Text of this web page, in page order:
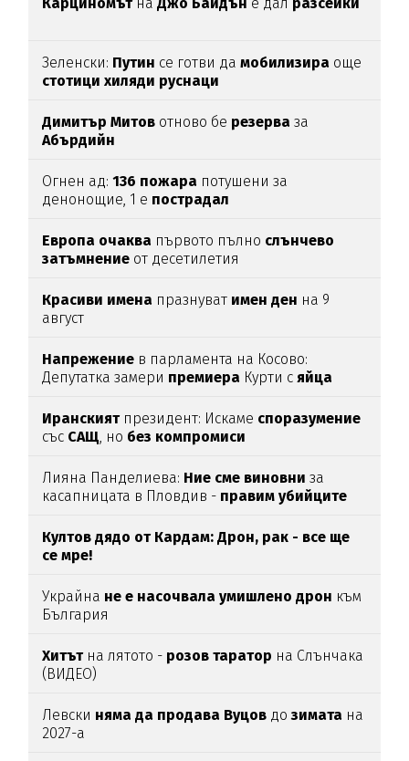
Зеленски: Путин се готви дамобилизира още
стотици хиляди руснаци
Димитър Митов отново бе резерва за
Абърдийн
Огнен ад:136 пожара потушени за
денонощие, 1 е пострадал
Европа очаква първото пълно слънчево
затъмнение от десетилетия
Красиви имена празнуват имен ден на 9
август
Напрежение в парламента на Косово:
Депутатка замери премиера Курти с яйца
Иранскиятпрезидент: Искаме споразумение
със САЩ , но без компромиси
Лияна Панделиева: Ние сме виновниза
касапницата в Пловдив - правим убийците
Култов дядо от Кардам: Дрон, рак - все ще
се мре!
Украйна не е насочвала умишлено дрон към
България
Хитътна лятото - розов таратор на Слънчака
(ВИДЕО)
Левски няма да продава Вуцов дозимата на
2027-а